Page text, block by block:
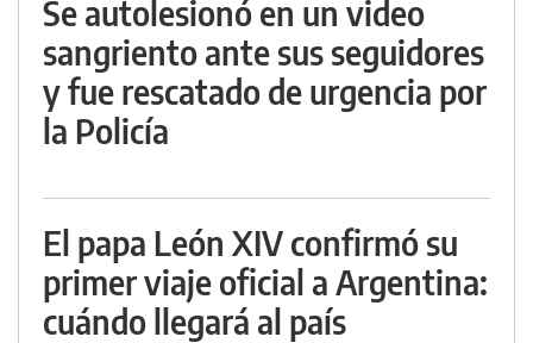
Se autolesionó en un video
sangriento ante sus seguidores
y fue rescatado de urgencia por
la Policía
El papa León XIV confirmó su
primer viaje oficial a Argentina:
cuándo llegará al país